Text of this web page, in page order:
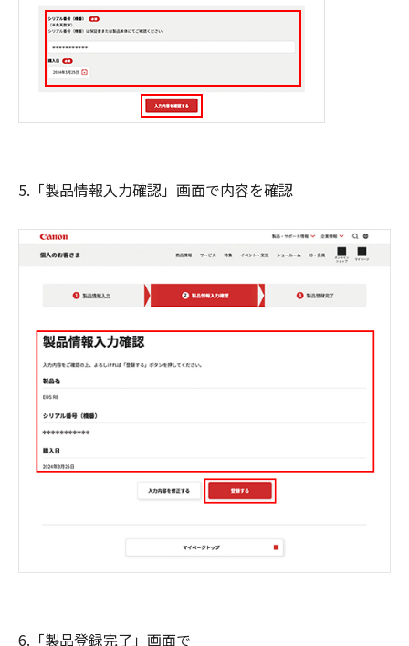
5.「製品情報入力確認」画面で内容を確認
6.「製品登録完了」画面で